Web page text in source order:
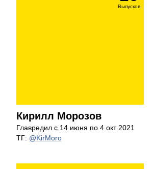
Выпусков
Кирилл Морозов
Главредил с 14 июня по 4 окт 2021
ТГ: @KirMoro